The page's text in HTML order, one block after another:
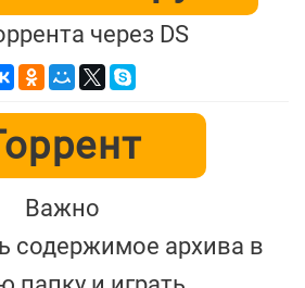
через DS
Важно
содержимое архива в